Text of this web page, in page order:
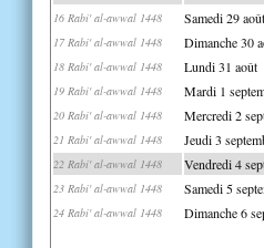
16 Rabi' al-awwal 1448 Samedi 29 août
17 Rabi' al-awwal 1448 Dimanche 30
18 Rabi' al-awwal 1448 Lundi 31 août
19 Rabi' al-awwal 1448 Mardi 1
20 Rabi' al-awwal 1448 Mercredi 2
21 Rabi' al-awwal 1448 Jeudi 3
22 Rabi' al-awwal 1448 Vendredi 4
23 Rabi' al-awwal 1448 Samedi 5
24 Rabi' al-awwal 1448 Dimanche 6